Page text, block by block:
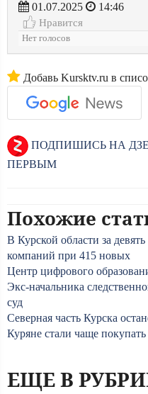
01.07.2025
14:46
Нравится
Нет голосов
Добавь Kursktv.ru в
ПОДПИШИСЬ НА
ПЕРВЫМ
Похожие
В Курской области за
компаний при 415 новых
Центр цифрового
Экс-начальника
суд
Северная часть Курска
Куряне стали чаще
ЕЩЕ В